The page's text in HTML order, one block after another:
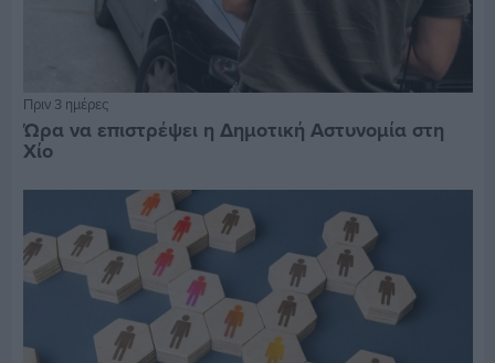
Πριν 3 ημέρες
Ώρα να επιστρέψει η Δημοτική Αστυνομία στη
Χίο